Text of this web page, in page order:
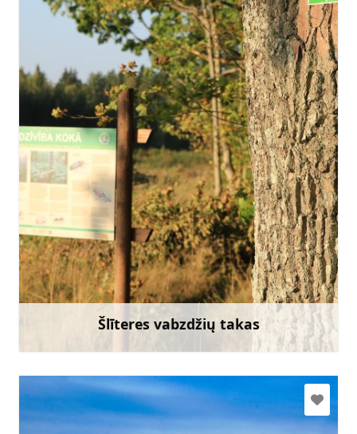
Šlīteres vabzdžių takas
slitere@daba.gov.lv
+371 67800389
Eik su
Sužinoti daugiau